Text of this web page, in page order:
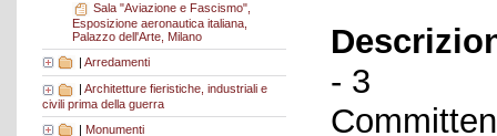
Sala "Aviazione e Fascismo",
Esposizione aeronautica italiana,
Palazzo dell'Arte, Milano
| Arredamenti
Architetture fieristiche, industriali e
civili prima della guerra
| Monumenti
- 3